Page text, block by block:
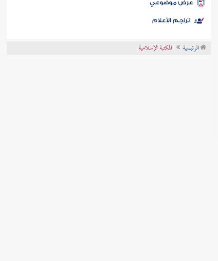
الكتب
موضوعي
تراجم الأعلام
الرئيسية المكتبة الإسلامية